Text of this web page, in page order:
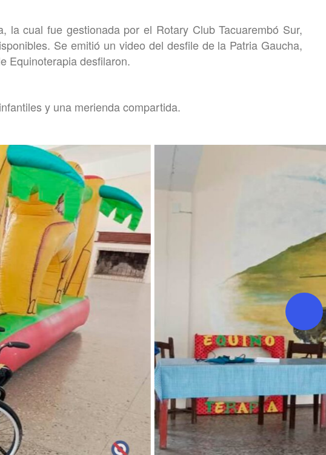
la cual fue gestionada por el Rotary Club Tacuarembó Sur,
Se emitió un video del desfile de la Patria Gaucha,
Equinoterapia desfilaron.
y una merienda compartida.